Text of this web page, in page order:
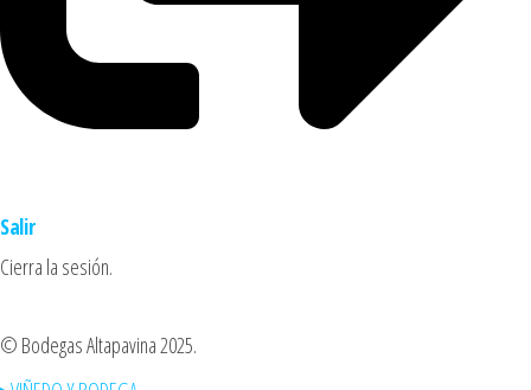
Salir
Cierra la sesión.
© Bodegas Altapavina 2025.